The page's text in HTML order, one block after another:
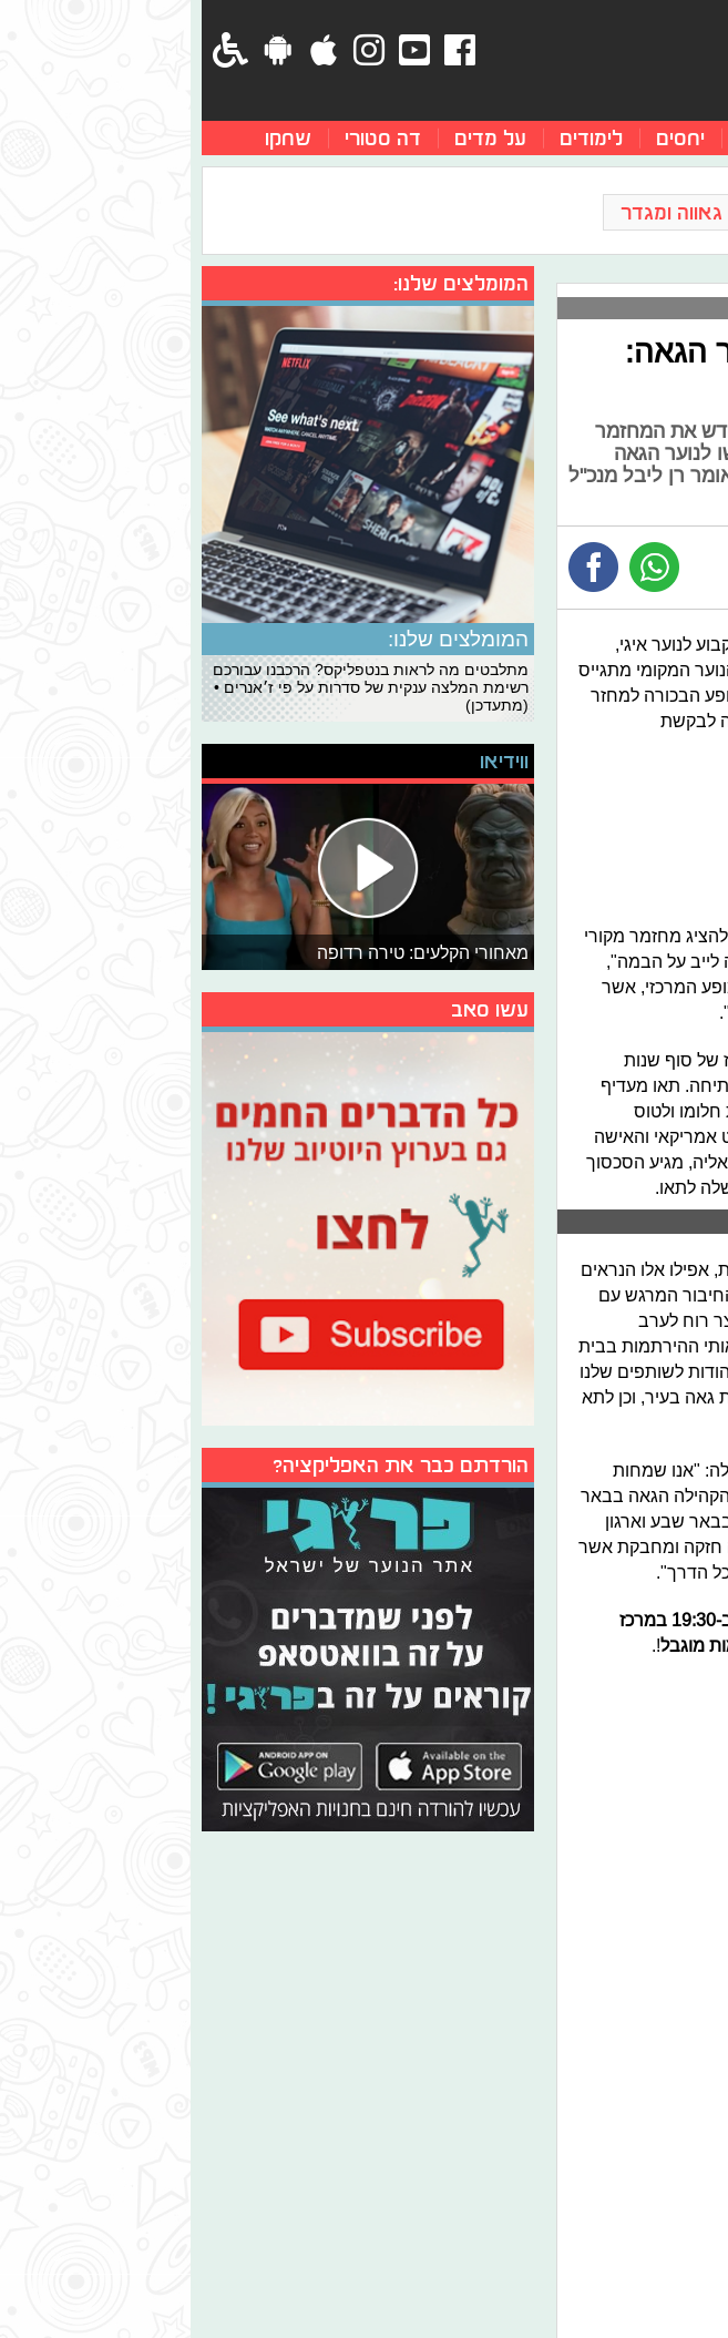
יחסים לימודים על מדים דה סטורי שחקו
גאווה ומגדר
הגאה:
את המחזמר
לנוער הגאה
רן ליבל מנכ"ל
לנוער איגי,
המקומי מתגייס
הבכורה למחזר
לבקשת
להציג מחזמר מקורי
על הבמה",
המרכזי, אשר
של סוף שנות
תאו מעדיף
ולטוס
אמריקאי והאישה
מגיע הסכסוך
לתאו.
אפילו אלו הנראים
המרגש עם
רוח לערב
ההירתמות בבית
לשותפים שלנו
שמובילים תרבות גאה בעיר, וכן לתא
"אנו שמחות
הגאה בבאר
שבע וארגון
חזקה ומחבקת אשר
הדרך".
כאמור, ההכנסות מערב הבכורה שיתקיים ביום א' 14.2 (מושלם לולנטיינס), ב-19:30 במרכז
מוגבל!.
המומלצים שלנו:
המומלצים שלנו:
מתלבטים מה לראות בנטפליקס? הרכבנו עבורכם
רשימת המלצה ענקית של סדרות על פי ז׳אנרים •
(מתעדכן)
ווידיאו
מאחורי הקלעים: טירה רדופה
עשו סאב
הורדתם כבר את האפליקציה?